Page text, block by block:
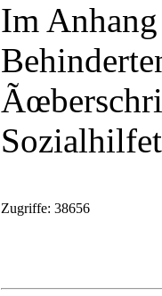
Im
Zugriffe: 38656